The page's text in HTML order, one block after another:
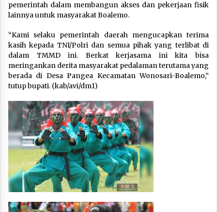
pemerintah dalam membangun akses dan pekerjaan fisik
lainnya untuk masyarakat Boalemo.
“Kami selaku pemerintah daerah mengucapkan terima
kasih kepada TNI/Polri dan semua pihak yang terlibat di
dalam TMMD ini. Berkat kerjasama ini kita bisa
meringankan derita masyarakat pedalaman terutama yang
berada di Desa Pangea Kecamatan Wonosari-Boalemo,”
tutup bupati. (kab/avi/dm1)